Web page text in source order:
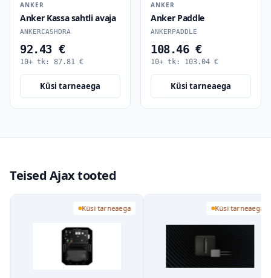
ANKER
Anker Kassa sahtli avaja
ANKERCASHDRA
92.43 €
10+ tk: 87.81 €
Küsi tarneaega
ANKER
Anker Paddle
ANKERPADDLE
108.46 €
10+ tk: 103.04 €
Küsi tarneaega
Teised Ajax tooted
Küsi tarneaega Küsi tarneaega